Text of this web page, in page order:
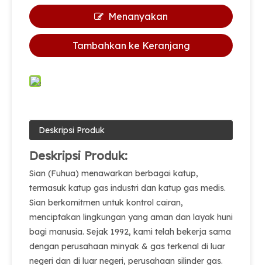
Menanyakan
Tambahkan ke Keranjang
Deskripsi Produk
Deskripsi Produk:
Sian (Fuhua) menawarkan berbagai katup,
termasuk katup gas industri dan katup gas medis.
Sian berkomitmen untuk kontrol cairan,
menciptakan lingkungan yang aman dan layak huni
bagi manusia. Sejak 1992, kami telah bekerja sama
dengan perusahaan minyak & gas terkenal di luar
negeri dan di luar negeri, perusahaan silinder gas.